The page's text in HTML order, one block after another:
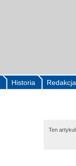
Redakcja
Historia
Ten